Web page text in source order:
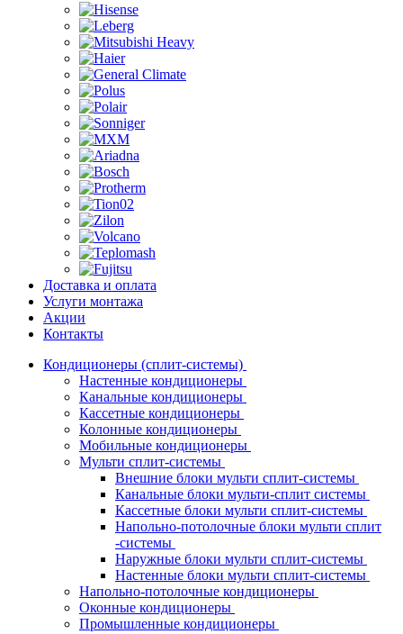
Доставка и оплата
Услуги монтажа
Акции
Контакты
Кондиционеры (сплит-системы)
Настенные кондиционеры
Канальные кондиционеры
Кассетные кондиционеры
Колонные кондиционеры
Мобильные кондиционеры
Мульти сплит-системы
Внешние блоки мульти сплит-системы
Канальные блоки мульти-сплит системы
Кассетные блоки мульти сплит-системы
Напольно-потолочные блоки мульти сплит
-системы
Наружные блоки мульти сплит-системы
Настенные блоки мульти сплит-системы
Напольно-потолочные кондиционеры
Оконные кондиционеры
Промышленные кондиционеры